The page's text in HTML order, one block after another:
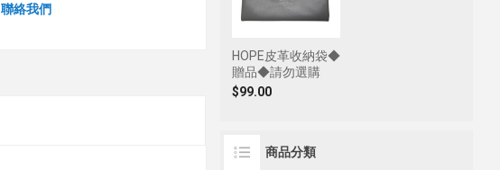
聯絡我們
HOPE皮革收納袋◆
贈品◆請勿選購
$99.00
商品分類